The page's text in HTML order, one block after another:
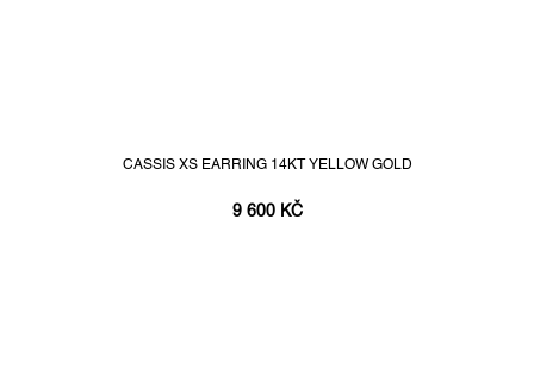
CASSIS XS EARRING 14KT YELLOW GOLD
9 600 KČ